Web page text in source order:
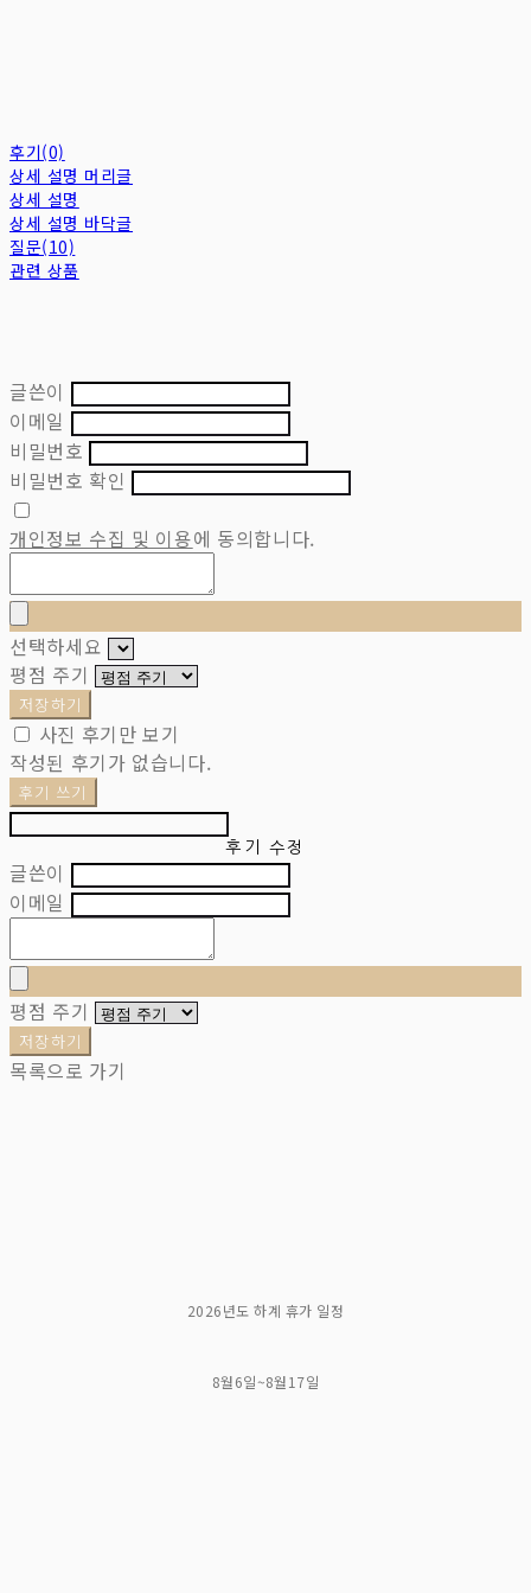
후기(0)
상세 설명 머리글
상세 설명
상세 설명 바닥글
질문(10)
관련 상품
글쓴이
이메일
비밀번호
비밀번호 확인
개인정보 수집 및 이용에 동의합니다.
선택하세요
평점 주기
저장하기
사진 후기만 보기
작성된 후기가 없습니다.
후기 쓰기
후기 수정
글쓴이
이메일
평점 주기
저장하기
목록으로 가기
2026년도 하계 휴가 일정
8월6일~8월17일